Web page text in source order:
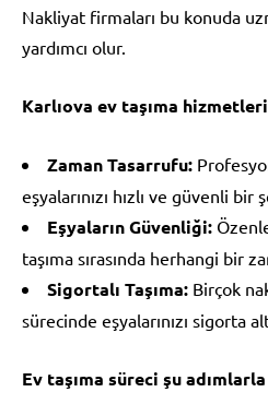
Nakliyat firmaları bu konuda
yardımcı olur.
Karlıova ev taşıma
Zaman Tasarrufu:
eşyalarınızı hızlı ve güvenli bir
Eşyaların Güvenliği:
taşıma sırasında herhangi bir
Sigortalı Taşıma: Birçok
sürecinde eşyalarınızı sigorta
Ev taşıma süreci şu